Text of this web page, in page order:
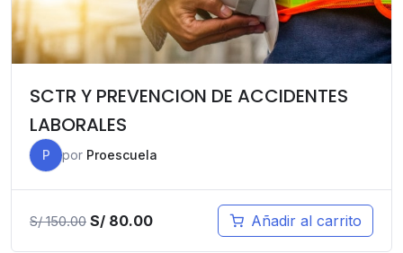
SCTR Y PREVENCION DE ACCIDENTES
LABORALES
P por Proescuela
S/150.00 El
S/ 80.00El
Añadir al carrito